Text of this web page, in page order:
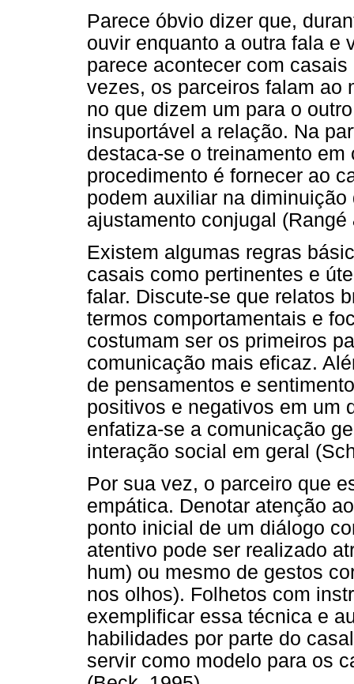
Parece óbvio dizer que,
ouvir enquanto a outra fala e
parece acontecer com
vezes, os parceiros falam ao
no que dizem um para o
insuportável a relação. Na
destaca-se o treinamento
procedimento é fornecer ao
podem auxiliar na
ajustamento conjugal
Existem algumas regras
casais como pertinentes e
falar. Discute-se que relatos
termos comportamentais e
costumam ser os primeiros
comunicação mais eficaz.
de pensamentos e
positivos e negativos em um
enfatiza-se a comunicação
interação social em geral
Por sua vez, o parceiro que
empática. Denotar atenção
ponto inicial de um diálogo
atentivo pode ser realizado
hum) ou mesmo de gestos
nos olhos). Folhetos com
exemplificar essa técnica e
habilidades por parte do
servir como modelo para os